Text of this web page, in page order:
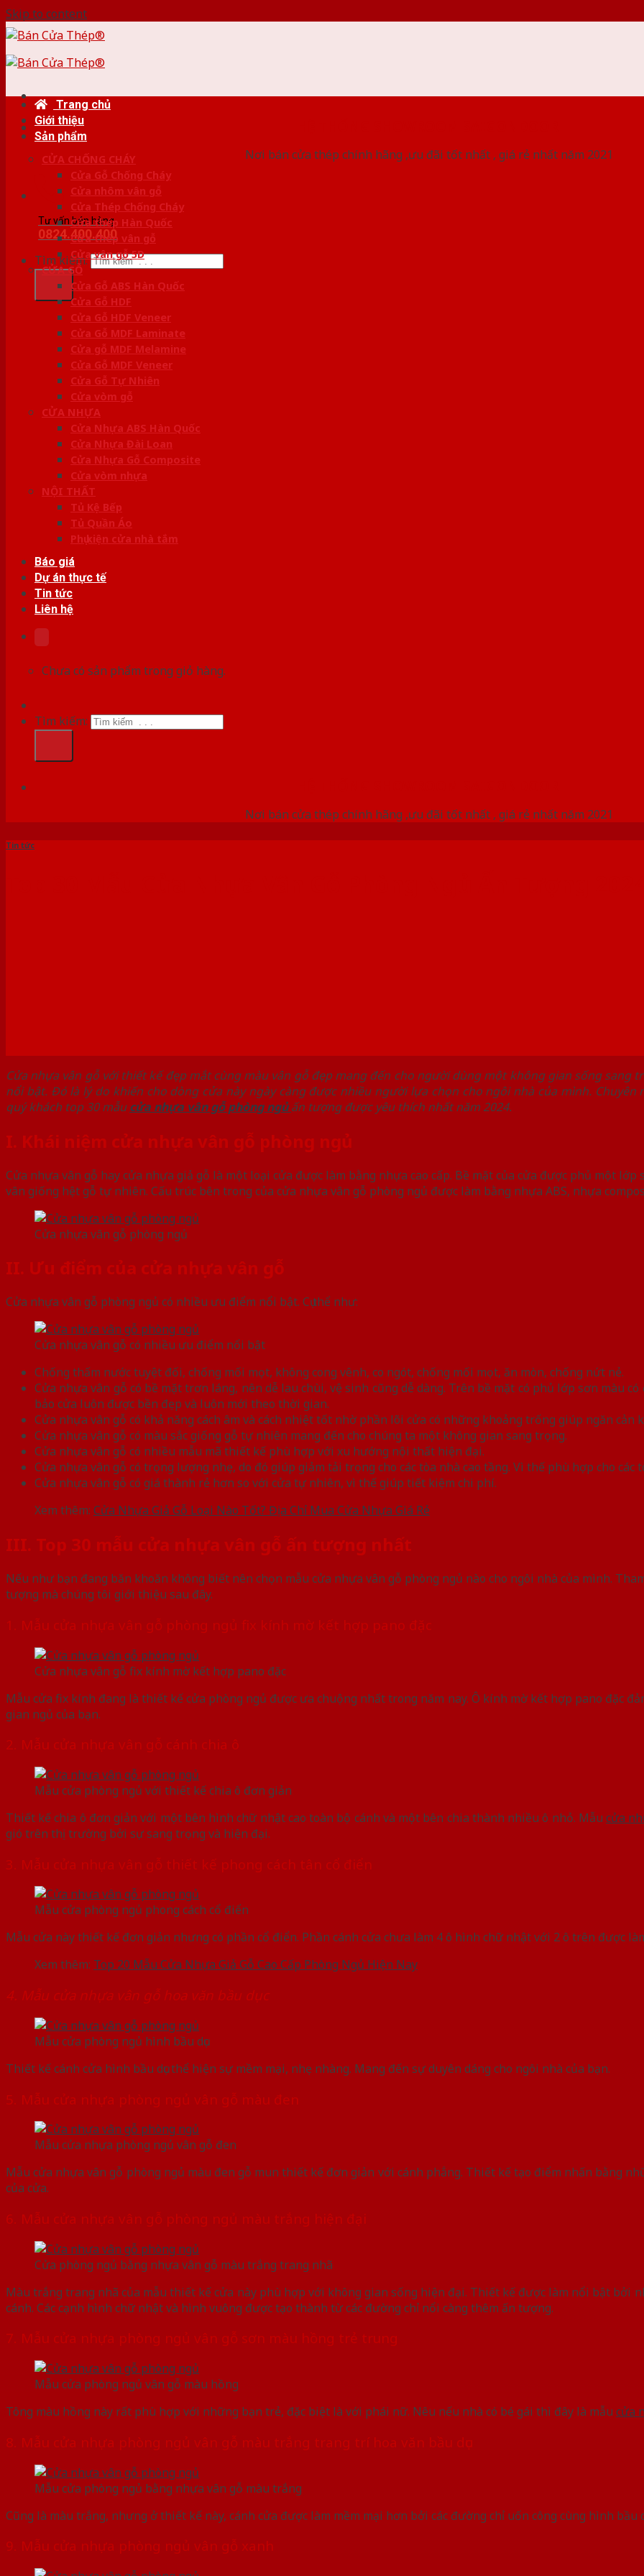
Skip to content
Nơi bán cửa thép chính hãng ,ưu đãi tốt nhất , giá rẻ nhất năm 2021
Tư vấn bán hàng
0824.400.400
Tìm kiếm:
Trang chủ
Giới thiệu
Sản phẩm
CỬA CHỐNG CHÁY
Cửa Gỗ Chống Cháy
Cửa nhôm vân gỗ
Cửa Thép Chống Cháy
Cửa thép Hàn Quốc
Cửa thép vân gỗ
Cửa vân gỗ 5D
CỬA GỖ
Cửa Gỗ ABS Hàn Quốc
Cửa Gỗ HDF
Cửa Gỗ HDF Veneer
Cửa Gỗ MDF Laminate
Cửa gỗ MDF Melamine
Cửa Gỗ MDF Veneer
Cửa Gỗ Tự Nhiên
Cửa vòm gỗ
CỬA NHỰA
Cửa Nhựa ABS Hàn Quốc
Cửa Nhựa Đài Loan
Cửa Nhựa Gỗ Composite
Cửa vòm nhựa
NỘI THẤT
Tủ Kệ Bếp
Tủ Quần Áo
Phụ kiện cửa nhà tắm
Báo giá
Dự án thực tế
Tin tức
Liên hệ
Chưa có sản phẩm trong giỏ hàng.
Tìm kiếm:
Nơi bán cửa thép chính hãng ,ưu đãi tốt nhất , giá rẻ nhất năm 2021
Tin tức
Cửa nhựa vân gỗ với thiết kế đẹp mắt cùng màu vân gỗ đẹp mang đến cho người dùng một không gian sống sang
nổi bật. Đó là lý do khiến cho dòng cửa này ngày càng được nhiều người lựa chọn cho ngôi nhà của mình.
quý khách top 30 mẫucửa nhựa vân gỗ phòng ngủấn tượng được yêu thích nhất năm 2024.
I. Khái niệm cửa nhựa vân gỗ phòng ngủ
Cửa nhựa vân gỗ hay cửa nhựa giả gỗ là một loại cửa được làm bằng nhựa cao cấp. Bề mặt của cửa được phủ một lớp
vân giống hệt gỗ tự nhiên. Cấu trúc bên trong của cửa nhựa vân gỗ phòng ngủ được làm bằng nhựa ABS, nhựa
Cửa nhựa vân gỗ phòng ngủ
II. Ưu điểm của cửa nhựa vân gỗ
Cửa nhựa vân gỗ phòng ngủ có nhiều ưu điểm nổi bật. Cụ thể như:
Cửa nhựa vân gỗ có nhiều ưu điểm nổi bật
Chống thấm nước tuyệt đối, chống mối mọt, không cong vênh, co ngót, chống mối mọt, ăn mòn, chống nứt nẻ.
Cửa nhựa vân gỗ có bề mặt trơn láng, nên dễ lau chùi, vệ sinh cũng dễ dàng. Trên bề mặt có phủ lớp sơn màu
bảo cửa luôn được bền đẹp và luôn mới theo thời gian.
Cửa nhựa vân gỗ có khả năng cách âm và cách nhiệt tốt nhờ phần lõi cửa có những khoảng trống giúp ngăn cản
Cửa nhựa vân gỗ có màu sắc giống gỗ tự nhiên mang đến cho chúng ta một không gian sang trọng.
Cửa nhựa vân gỗ có nhiều mẫu mã thiết kế phù hợp với xu hướng nội thất hiện đại.
Cửa nhựa vân gỗ có trọng lượng nhẹ, do đó giúp giảm tải trọng cho các tòa nhà cao tầng. Vì thế phù hợp cho các
Cửa nhựa vân gỗ có giá thành rẻ hơn so với cửa tự nhiên, vì thế giúp tiết kiệm chi phí.
Xem thêm: Cửa Nhựa Giả Gỗ Loại Nào Tốt? Địa Chỉ Mua Cửa Nhựa Giá Rẻ
III. Top 30 mẫu cửa nhựa vân gỗ ấn tượng nhất
Nếu như bạn đang băn khoăn không biết nên chọn mẫu cửa nhựa vân gỗ phòng ngủ nào cho ngôi nhà của mình.
tượng mà chúng tôi giới thiệu sau đây.
1. Mẫu cửa nhựa vân gỗ phòng ngủ fix kính mờ kết hợp pano đặc
Cửa nhựa vân gỗ fix kính mờ kết hợp pano đặc
Mẫu cửa fix kính đang là thiết kế cửa phòng ngủ được ưa chuộng nhất trong năm nay. Ô kính mờ kết hợp pano đặc
gian ngủ của bạn.
2. Mẫu cửa nhựa vân gỗ cánh chia ô
Mẫu cửa phòng ngủ với thiết kế chia ô đơn giản
Thiết kế chia ô đơn giản với một bên hình chữ nhật cao toàn bộ cánh và một bên chia thành nhiều ô nhỏ. Mẫucửa
gió trên thị trường bởi sự sang trọng và hiện đại.
3. Mẫu cửa nhựa vân gỗ thiết kế phong cách tân cổ điển
Mẫu cửa phòng ngủ phong cách cổ điển
Mẫu cửa này thiết kế đơn giản nhưng có phần cổ điển. Phần cánh cửa chưa làm 4 ô hình chữ nhật với 2 ô trên được
Xem thêm: Top 20 Mẫu Cửa Nhựa Giả Gỗ Cao Cấp Phòng Ngủ Hiện Nay
4. Mẫu cửa nhựa vân gỗ hoa văn bầu dục
Mẫu cửa phòng ngủ hình bầu dục
Thiết kế cánh cửa hình bầu dục thể hiện sự mềm mại, nhẹ nhàng. Mang đến sự duyên dáng cho ngôi nhà của bạn.
5. Mẫu cửa nhựa phòng ngủ vân gỗ màu đen
Mẫu cửa nhựa phòng ngủ vân gỗ đen
Mẫu cửa nhựa vân gỗ phòng ngủ màu đen gỗ mun thiết kế đơn giản với cánh phẳng. Thiết kế tạo điểm nhấn bằng
của cửa.
6. Mẫu cửa nhựa vân gỗ phòng ngủ màu trắng hiện đại
Cửa phòng ngủ bằng nhựa vân gỗ màu trắng trang nhã
Màu trắng trang nhã của mẫu thiết kế cửa này phù hợp với không gian sống hiện đại. Thiết kế được làm nổi bật bởi
cánh. Các cạnh hình chữ nhật và hình vuông được tạo thành từ các đường chỉ nổi càng thêm ấn tượng.
7. Mẫu cửa nhựa phòng ngủ vân gỗ sơn màu hồng trẻ trung
Mẫu cửa phòng ngủ vân gỗ màu hồng
Tông màu hồng này rất phù hợp với những bạn trẻ, đặc biệt là với phái nữ. Nêu nếu nhà có bé gái thì đây là mẫu cửa
8. Mẫu cửa nhựa phòng ngủ vân gỗ màu trắng trang trí hoa văn bầu dục
Mẫu cửa phòng ngủ bằng nhựa vân gỗ màu trắng
Cũng là màu trắng, nhưng ở thiết kế này, cánh cửa được làm mềm mại hơn bởi các đường chỉ uốn công cùng hình bầu
9. Mẫu cửa nhựa phòng ngủ vân gỗ xanh